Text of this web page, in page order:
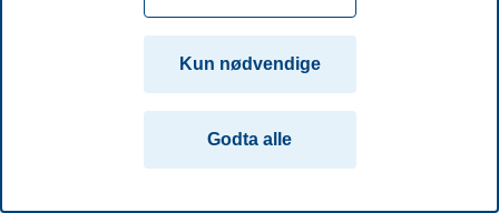
fungere, kan du enten godta alle eller tilpasse ditt
samtykke ved å endre innstillinger.
Les mer om våre informasjonskapsler, hvilke
opplysninger vi samler inn og formålene i innstillinger
for informasjonskapsler. Du kan når som helst endre
eller trekke tilbake ditt samtykke i innstillingene ved å
Kun nødvendige
Godta alle